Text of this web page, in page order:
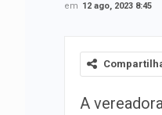
em 12 ago, 2023 8:45
A